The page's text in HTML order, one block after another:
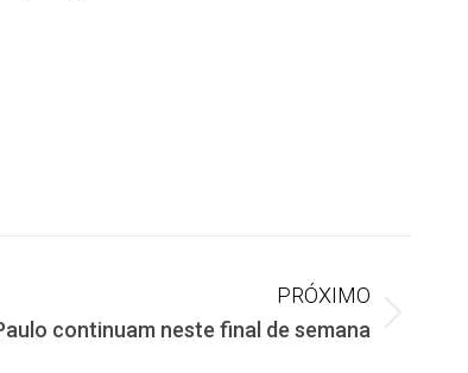
PRÓXIMO
continuam neste final de semana